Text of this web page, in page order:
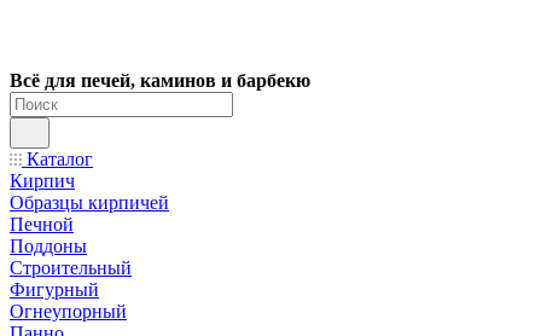
Всё для печей, каминов и барбекю
Каталог
Кирпич
Образцы кирпичей
Печной
Поддоны
Строительный
Фигурный
Огнеупорный